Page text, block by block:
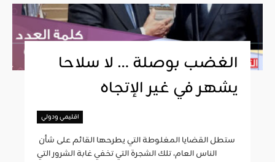
الغضب بوصلة … لا سلاحا
يشهر في غير الإتجاه
اقليمي ودولي
الناس العام، تلك الشجرة التي تخفي غابة الشرور التي